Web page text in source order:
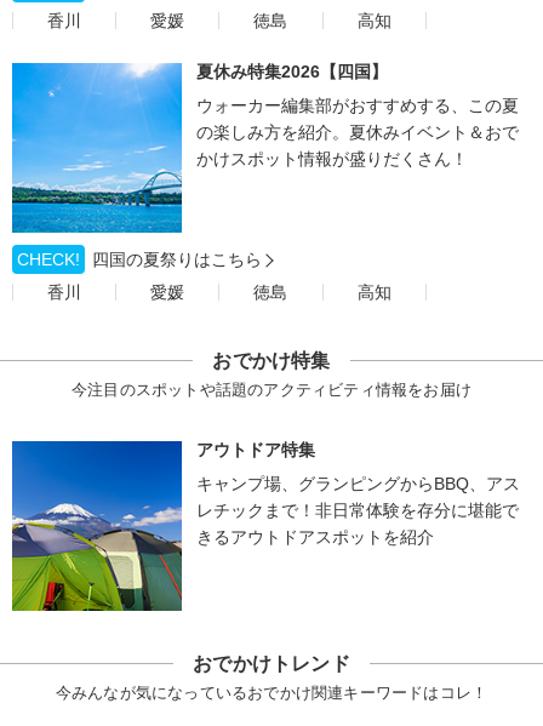
香川
愛媛 徳島 高知
夏休み特集2026【四国】
ウォーカー編集部がおすすめする、この夏
の楽しみ方を紹介。夏休みイベント＆おで
かけスポット情報が盛りだくさん！
CHECK!
四国の夏祭りはこちら
香川
愛媛 徳島 高知
おでかけ特集
今注目のスポットや話題のアクティビティ情報をお届け
アウトドア特集
キャンプ場、グランピングからBBQ、アス
レチックまで！非日常体験を存分に堪能で
きるアウトドアスポットを紹介
おでかけトレンド
今みんなが気になっているおでかけ関連キーワードはコレ！